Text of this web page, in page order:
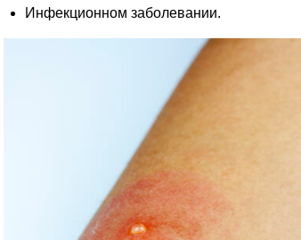
Инфекционном заболевании.